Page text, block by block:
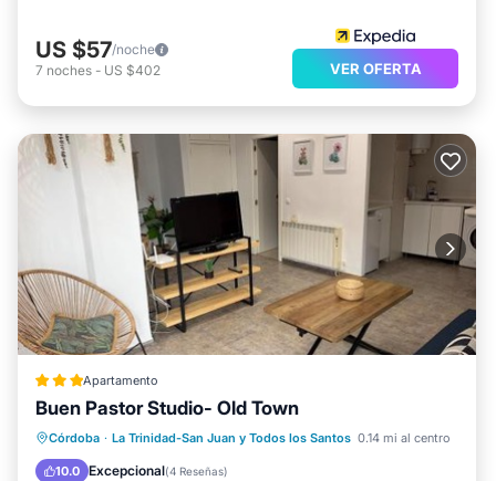
US $57/noche
7 noches - US $402 VER OFERTA
Apartamento
Buen Pastor Studio- Old Town
Córdoba · La Trinidad-San Juan y Todos los Santos 0.14 mi al centro
10.0 Excepcional(4 Reseñas)
Aire acondicionado
Internet
Apto para niños